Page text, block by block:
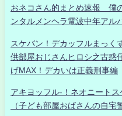
おネコさん的まとめ速報 僕
ンタルメンヘラ電波中年アル
スケバン！デカッフルまっく
供部屋おじさんヒロシ之古惑
げMAX！デカいは正義刑事編
アキヨッフル-！ネオニートス
（子ども部屋おばさんの自宅